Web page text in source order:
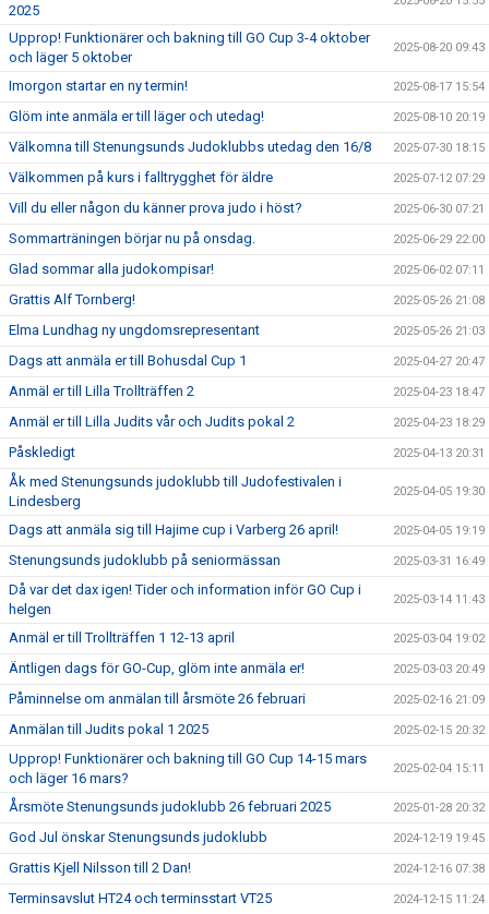
2025
Upprop! Funktionärer och bakning till GO Cup 3-4 oktober
och läger 5 oktober
2025-08-20 09:43
Imorgon startar en ny termin! 2025-08-17 15:54
Glöm inte anmäla er till läger och utedag! 2025-08-10 20:19
Välkomna till Stenungsunds Judoklubbs utedag den 16/8 2025-07-30 18:15
Välkommen på kurs i falltrygghet för äldre 2025-07-12 07:29
Vill du eller någon du känner prova judo i höst? 2025-06-30 07:21
Sommarträningen börjar nu på onsdag. 2025-06-29 22:00
Glad sommar alla judokompisar! 2025-06-02 07:11
Grattis Alf Tornberg! 2025-05-26 21:08
Elma Lundhag ny ungdomsrepresentant 2025-05-26 21:03
Dags att anmäla er till Bohusdal Cup 1 2025-04-27 20:47
Anmäl er till Lilla Trollträffen 2 2025-04-23 18:47
Anmäl er till Lilla Judits vår och Judits pokal 2 2025-04-23 18:29
Påskledigt 2025-04-13 20:31
Åk med Stenungsunds judoklubb till Judofestivalen i
Lindesberg
2025-04-05 19:30
Dags att anmäla sig till Hajime cup i Varberg 26 april! 2025-04-05 19:19
Stenungsunds judoklubb på seniormässan 2025-03-31 16:49
Då var det dax igen! Tider och information inför GO Cup i
helgen
2025-03-14 11:43
Anmäl er till Trollträffen 1 12-13 april 2025-03-04 19:02
Äntligen dags för GO-Cup, glöm inte anmäla er! 2025-03-03 20:49
Påminnelse om anmälan till årsmöte 26 februari 2025-02-16 21:09
Anmälan till Judits pokal 1 2025 2025-02-15 20:32
Upprop! Funktionärer och bakning till GO Cup 14-15 mars
och läger 16 mars?
2025-02-04 15:11
Årsmöte Stenungsunds judoklubb 26 februari 2025 2025-01-28 20:32
God Jul önskar Stenungsunds judoklubb 2024-12-19 19:45
Grattis Kjell Nilsson till 2 Dan! 2024-12-16 07:38
Terminsavslut HT24 och terminsstart VT25 2024-12-15 11:24